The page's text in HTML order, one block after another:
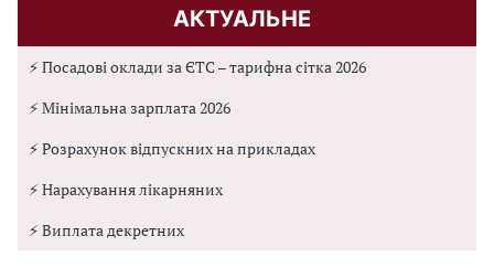
АКТУАЛЬНЕ
⚡ Посадові оклади за ЄТС – тарифна сітка 2026
⚡ Мінімальна зарплата 2026
⚡ Розрахунок відпускних на прикладах
⚡ Нарахування лікарняних
⚡ Виплата декретних